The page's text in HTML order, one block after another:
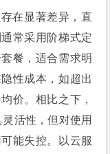
在显著差异，直
常采用阶梯式定
餐，适合需求明
性成本，如超出
价。相比之下，
活性，但对使用
能失控。以云服